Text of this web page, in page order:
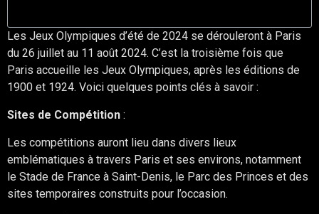
Les Jeux Olympiques d’été de 2024 se dérouleront à Paris
du 26 juillet au 11 août 2024. C’est la troisième fois que
Paris accueille les Jeux Olympiques, après les éditions de
1900 et 1924. Voici quelques points clés à savoir :
Sites de Compétition :
Les compétitions auront lieu dans divers lieux
emblématiques à travers Paris et ses environs, notamment
le Stade de France à Saint-Denis, le Parc des Princes et des
sites temporaires construits pour l’occasion.